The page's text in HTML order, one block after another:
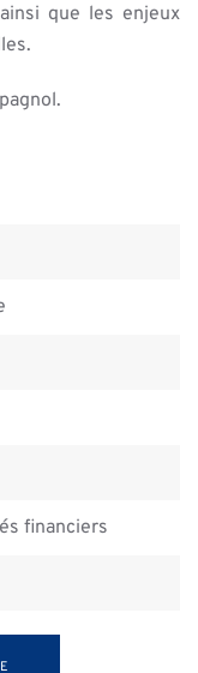
que les enjeux
financiers